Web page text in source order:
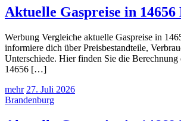
Aktuelle Gaspreise in 14656
Werbung Vergleiche aktuelle Gaspreise in
informiere dich über Preisbestandteile,
Unterschiede. Hier finden Sie die Berechnung
14656 […]
mehr 27. Juli 2026
Brandenburg